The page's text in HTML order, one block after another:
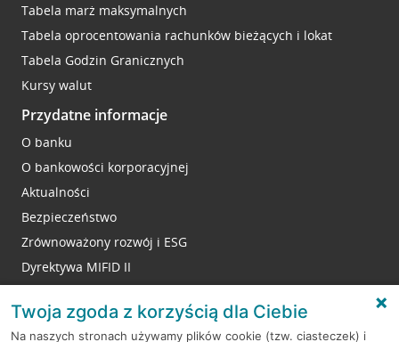
Tabela marż maksymalnych
Tabela oprocentowania rachunków bieżących i lokat
Tabela Godzin Granicznych
Kursy walut
Przydatne informacje
O banku
O bankowości korporacyjnej
Aktualności
Bezpieczeństwo
Zrównoważony rozwój i ESG
Dyrektywa MIFID II
Twoja zgoda z korzyścią dla Ciebie
Na naszych stronach używamy plików cookie (tzw. ciasteczek) i